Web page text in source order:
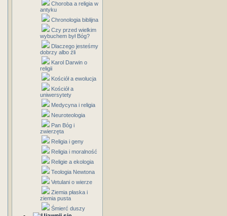
Choroba a religia w
antyku
Chronologia biblijna
Czy przed wielkim
wybuchem był Bóg?
Dlaczego jesteśmy
dobrzy albo źli
Karol Darwin o
religii
Kościół a ewolucja
Kościół a
uniwersytety
Medycyna i religia
Neuroteologia
Pan Bóg i
zwierzęta
Religia i geny
Religia i moralność
Religie a ekologia
Teologia Newtona
Vetulani o wierze
Ziemia płaska i
ziemia pusta
Śmierć duszy